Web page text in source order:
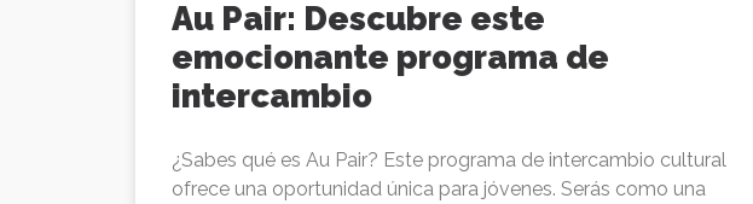
Au Pair: Descubre este
emocionante programa de
intercambio
¿Sabes qué es Au Pair? Este programa de intercambio cultural
ofrece una oportunidad única para jóvenes. Serás como una